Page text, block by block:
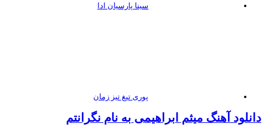
سینا پارسیان ادا
پوری تیغ تیز زمان
آهنگ میثم ابراهیمی به نام نگرانتم